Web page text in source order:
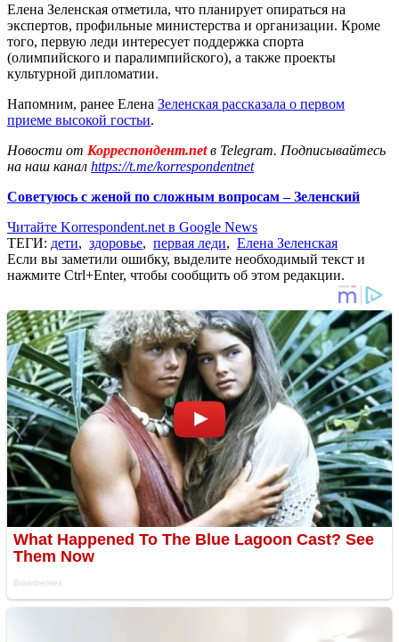
Елена Зеленская отметила, что планирует опираться на
экспертов, профильные министерства и организации. Кроме
того, первую леди интересует поддержка спорта
(олимпийского и паралимпийского), а также проекты
культурной дипломатии.
Напомним, ранее Елена Зеленская рассказала о первом
приеме высокой гостьи.
Новости от Корреспондент.netв Telegram. Подписывайтесь
на наш канал https://t.me/korrespondentnet
Советуюсь с женой по сложным вопросам – Зеленский
Читайте Korrespondent.net в Google News
ТЕГИ: дети, здоровье, первая леди, Елена Зеленская
Если вы заметили ошибку, выделите необходимый текст и
нажмите Ctrl+Enter, чтобы сообщить об этом редакции.